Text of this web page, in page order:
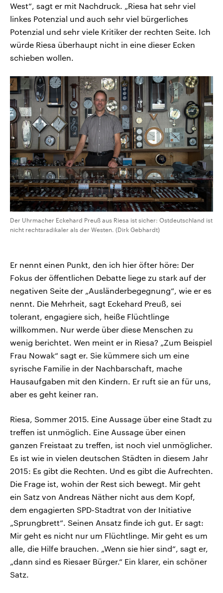
West“, sagt er mit Nachdruck. „Riesa hat sehr viel
linkes Potenzial und auch sehr viel bürgerliches
Potenzial und sehr viele Kritiker der rechten Seite. Ich
würde Riesa überhaupt nicht in eine dieser Ecken
schieben wollen.
Der Uhrmacher Eckehard Preuß aus Riesa ist sicher: Ostdeutschland ist
nicht rechtsradikaler als der Westen. (Dirk Gebhardt)
Er nennt einen Punkt, den ich hier öfter höre: Der
Fokus der öffentlichen Debatte liege zu stark auf der
negativen Seite der „Ausländerbegegnung“, wie er es
nennt. Die Mehrheit, sagt Eckehard Preuß, sei
tolerant, engagiere sich, heiße Flüchtlinge
willkommen. Nur werde über diese Menschen zu
wenig berichtet. Wen meint er in Riesa? „Zum Beispiel
Frau Nowak“ sagt er. Sie kümmere sich um eine
syrische Familie in der Nachbarschaft, mache
Hausaufgaben mit den Kindern. Er ruft sie an für uns,
aber es geht keiner ran.
Riesa, Sommer 2015. Eine Aussage über eine Stadt zu
treffen ist unmöglich. Eine Aussage über einen
ganzen Freistaat zu treffen, ist noch viel unmöglicher.
Es ist wie in vielen deutschen Städten in diesem Jahr
2015: Es gibt die Rechten. Und es gibt die Aufrechten.
Die Frage ist, wohin der Rest sich bewegt. Mir geht
ein Satz von Andreas Näther nicht aus dem Kopf,
dem engagierten SPD-Stadtrat von der Initiative
„Sprungbrett“. Seinen Ansatz finde ich gut. Er sagt:
Mir geht es nicht nur um Flüchtlinge. Mir geht es um
alle, die Hilfe brauchen. „Wenn sie hier sind“, sagt er,
„dann sind es Riesaer Bürger.“ Ein klarer, ein schöner
Satz.